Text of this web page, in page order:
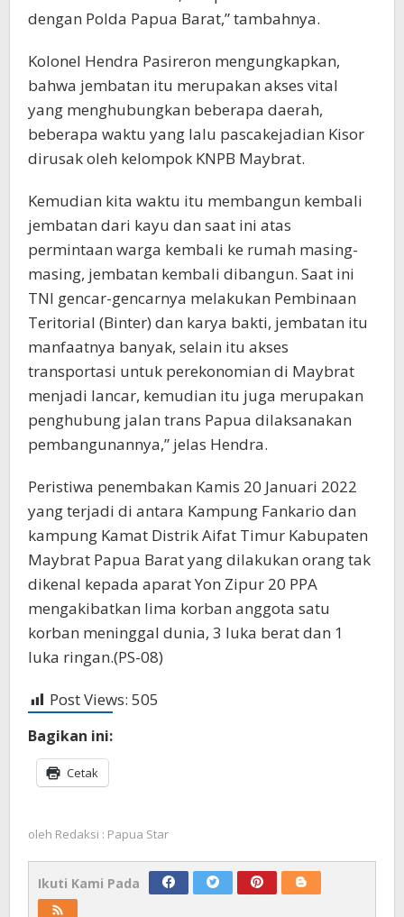
dengan Polda Papua Barat,” tambahnya.
Kolonel Hendra Pasireron mengungkapkan,
bahwa jembatan itu merupakan akses vital
yang menghubungkan beberapa daerah,
beberapa waktu yang lalu pascakejadian Kisor
dirusak oleh kelompok KNPB Maybrat.
Kemudian kita waktu itu membangun kembali
jembatan dari kayu dan saat ini atas
permintaan warga kembali ke rumah masing-
masing, jembatan kembali dibangun. Saat ini
TNI gencar-gencarnya melakukan Pembinaan
Teritorial (Binter) dan karya bakti, jembatan itu
manfaatnya banyak, selain itu akses
transportasi untuk perekonomian di Maybrat
menjadi lancar, kemudian itu juga merupakan
penghubung jalan trans Papua dilaksanakan
pembangunannya,” jelas Hendra.
Peristiwa penembakan Kamis 20 Januari 2022
yang terjadi di antara Kampung Fankario dan
kampung Kamat Distrik Aifat Timur Kabupaten
Maybrat Papua Barat yang dilakukan orang tak
dikenal kepada aparat Yon Zipur 20 PPA
mengakibatkan lima korban anggota satu
korban meninggal dunia, 3 luka berat dan 1
luka ringan.(PS-08)
Post Views: 505
Bagikan ini:
Cetak
oleh Redaksi : Papua Star
Ikuti Kami Pada